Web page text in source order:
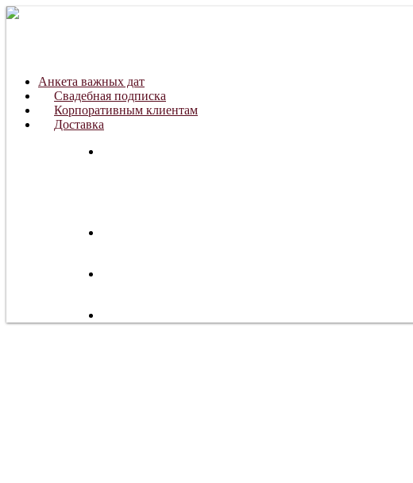
Анкета важных дат
Свадебная подписка
Корпоративным клиентам
Доставка